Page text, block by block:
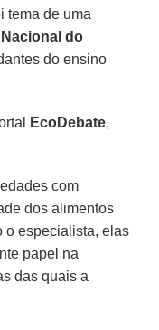
tema de uma
do
do ensino
EcoDebate,
com
dos alimentos
o especialista, elas
papel na
das quais a